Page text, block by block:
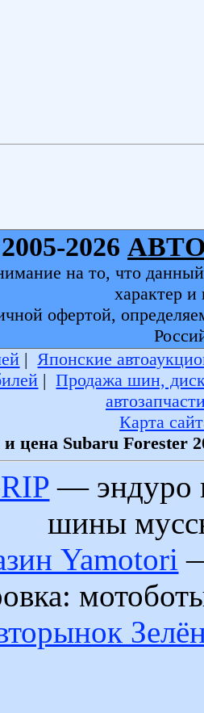
2026
на то, что
характер
офертой,
| Японские
|Продажа шин,
Карта
цена Subaru Forester
— эндуро
шины
Yamotori